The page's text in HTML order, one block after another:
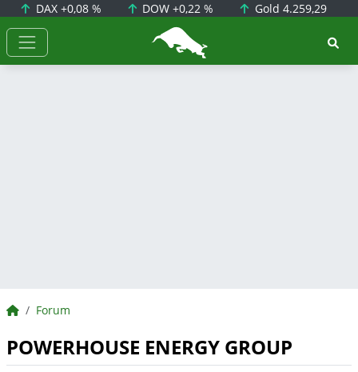
DAX +0,08 % DOW+0,22 % Gold 4.259,29
BörsenNEWS.de
BörsenNEWS.de
Forum
POWERHOUSE ENERGY GROUP